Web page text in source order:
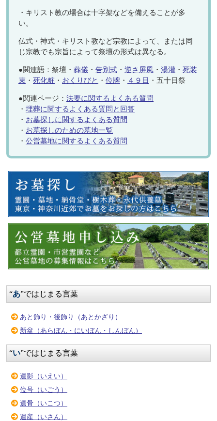
・キリスト教の場合は十字架などを備えることが多
い。
仏式・神式・キリスト教など宗教によって、または同
じ宗教でも宗旨によって祭壇の形式は異なる。
●関連語：祭壇・ 葬儀 ・ 告別式 ・ 逆さ屏風 ・ 湯灌 ・ 死装
束 ・ 死化粧 ・ おくりびと ・ 位牌 ・ ４９日 ・五十日祭
●関連ページ： 法要に関するよくある質問
・ 埋葬に関するよくある質問と回答
・ お墓探しに関するよくある質問
・ お墓探しのための墓地一覧
・ 公営墓地に関するよくある質問
“あ”ではじまる言葉
あと飾り・後飾り（あとかざり）
新盆（あらぼん・にいぼん・しんぼん）
“い”ではじまる言葉
遺影（いえい）
位号（いごう）
遺骨（いこつ）
遺産（いさん）